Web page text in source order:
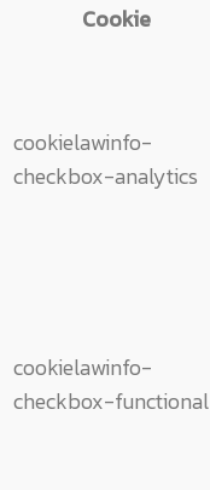
Cookie
cookielawinfo-
checkbox-analytics
cookielawinfo-
checkbox-functional